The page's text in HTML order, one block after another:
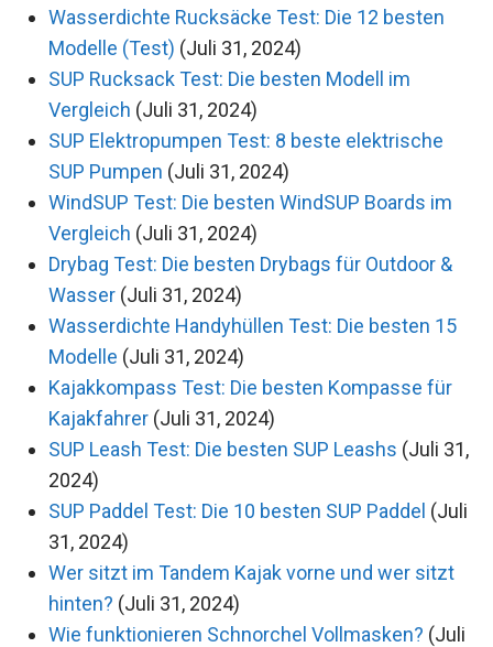
Wasserdichte Rucksäcke Test: Die 12 besten
Modelle (Test) (Juli 31, 2024)
SUP Rucksack Test: Die besten Modell im
Vergleich (Juli 31, 2024)
SUP Elektropumpen Test: 8 beste elektrische
SUP Pumpen (Juli 31, 2024)
WindSUP Test: Die besten WindSUP Boards im
Vergleich (Juli 31, 2024)
Drybag Test: Die besten Drybags für Outdoor &
Wasser (Juli 31, 2024)
Wasserdichte Handyhüllen Test: Die besten 15
Modelle (Juli 31, 2024)
Kajakkompass Test: Die besten Kompasse für
Kajakfahrer (Juli 31, 2024)
SUP Leash Test: Die besten SUP Leashs (Juli 31,
2024)
SUP Paddel Test: Die 10 besten SUP Paddel (Juli
31, 2024)
Wer sitzt im Tandem Kajak vorne und wer sitzt
hinten? (Juli 31, 2024)
Wie funktionieren Schnorchel Vollmasken? (Juli